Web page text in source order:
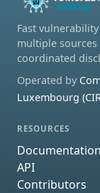
Fast
multiple
coordinated
Operated by
Luxembourg
RESOURCES
Documentation
API
Contributors